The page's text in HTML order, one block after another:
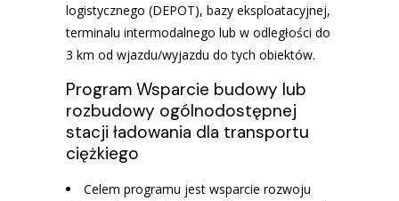
logistycznego (DEPOT), bazy eksploatacyjnej,
terminalu intermodalnego lub w odległości do
3 km od wjazdu/wyjazdu do tych obiektów.
Program Wsparcie budowy lub
rozbudowy ogólnodostępnej
stacji ładowania dla transportu
ciężkiego
Celem programu jest wsparcie rozwoju